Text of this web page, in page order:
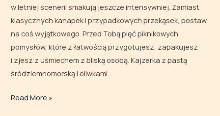
w letniej scenerii smakują jeszcze intensywniej. Zamiast
klasycznych kanapek i przypadkowych przekąsek, postaw
na coś wyjątkowego. Przed Tobą pięć piknikowych
pomysłów, które z łatwością przygotujesz, zapakujesz
i zjesz z uśmiechem z bliską osobą. Kajzerka z pastą
śródziemnomorską i oliwkami
Read More »